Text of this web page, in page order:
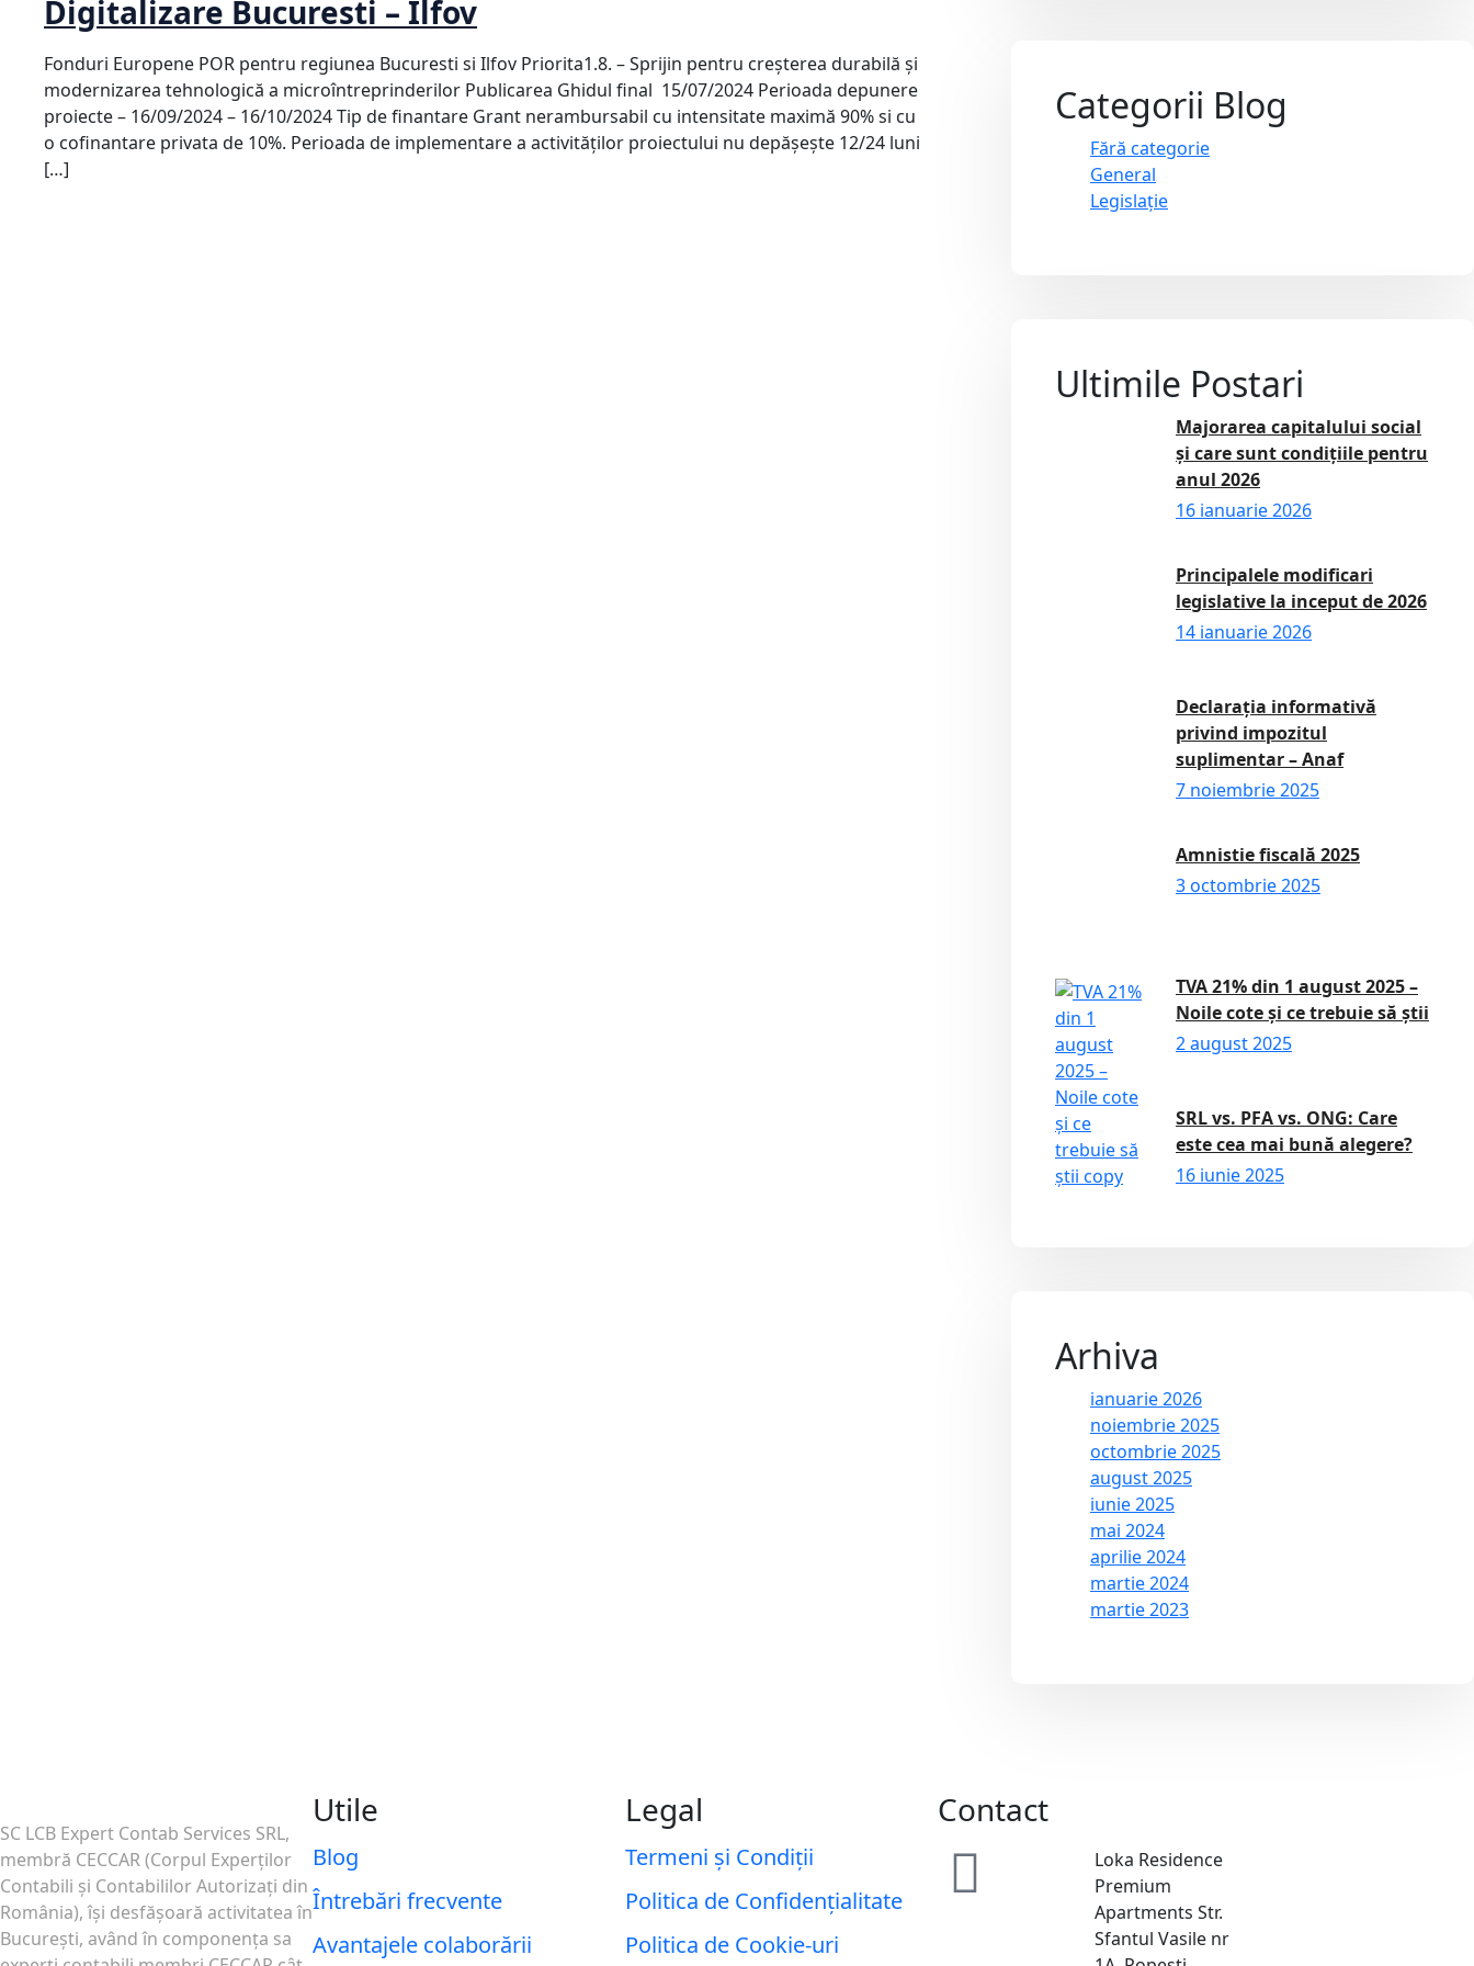
Categorii Blog
Fără categorie
General
Legislație
Ultimile Postari
Majorarea capitalului social
și care sunt condițiile pentru
anul 2026
16 ianuarie 2026
Principalele modificari
legislative la inceput de 2026
14 ianuarie 2026
Declarația informativă
privind impozitul
suplimentar – Anaf
7 noiembrie 2025
Amnistie fiscală 2025
3 octombrie 2025
TVA 21% din 1 august 2025 –
Noile cote și ce trebuie să știi
2 august 2025
SRL vs. PFA vs. ONG: Care
este cea mai bună alegere?
16 iunie 2025
Arhiva
ianuarie 2026
noiembrie 2025
octombrie 2025
august 2025
iunie 2025
mai 2024
aprilie 2024
martie 2024
martie 2023
Digitalizare Bucuresti – Ilfov
Fonduri Europene POR pentru regiunea Bucuresti si Ilfov Priorita1.8. – Sprijin pentru creșterea durabilă și
modernizarea tehnologică a microîntreprinderilor Publicarea Ghidul final 15/07/2024 Perioada depunere
proiecte – 16/09/2024 – 16/10/2024 Tip de finantare Grant nerambursabil cu intensitate maximă 90% si cu
o cofinantare privata de 10%. Perioada de implementare a activităților proiectului nu depășește 12/24 luni
[…]
SC LCB Expert Contab Services SRL,
membră CECCAR (Corpul Experţilor
Contabili şi Contabililor Autorizaţi din
România), îşi desfăşoară activitatea în
Bucureşti, având în componenţa sa
Utile
Blog
Întrebări frecvente
Avantajele colaborării
Legal
Termeni și Condiții
Politica de Confidențialitate
Politica de Cookie-uri
Contact
Loka Residence
Premium
Apartments Str.
Sfantul Vasile nr